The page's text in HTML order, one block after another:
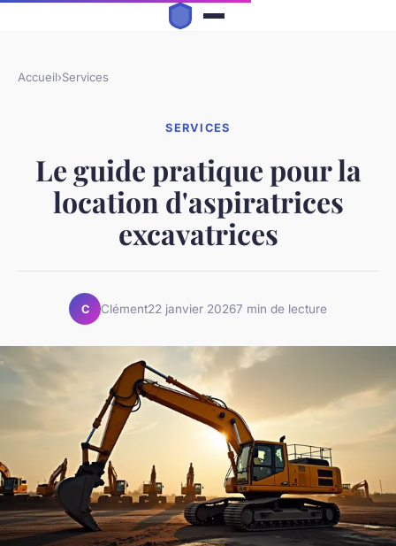
Accueil›Services
SERVICES
Le guide pratique pour la
location d'aspiratrices
excavatrices
C Clément22 janvier 20267 min de lecture